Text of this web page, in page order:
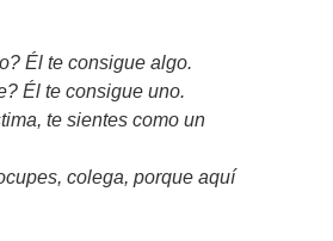
Él te consigue algo.
Él te consigue uno.
te sientes como un
colega, porque aquí